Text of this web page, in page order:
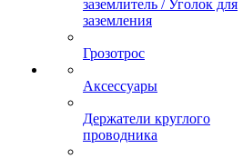
заземлитель / Уголок для
заземления
Грозотрос
Аксессуары
Держатели круглого
проводника